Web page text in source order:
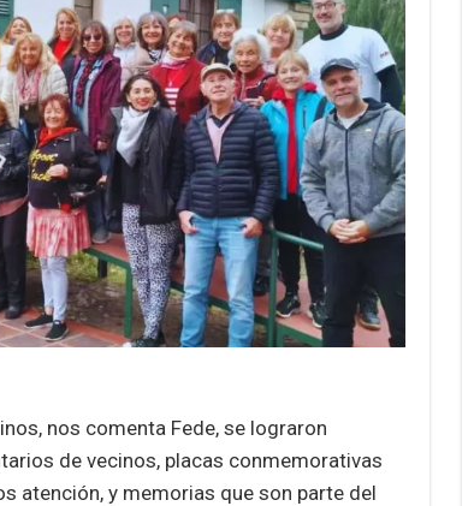
nos comenta Fede, se lograron
de vecinos, placas conmemorativas
atención, y memorias que son parte del